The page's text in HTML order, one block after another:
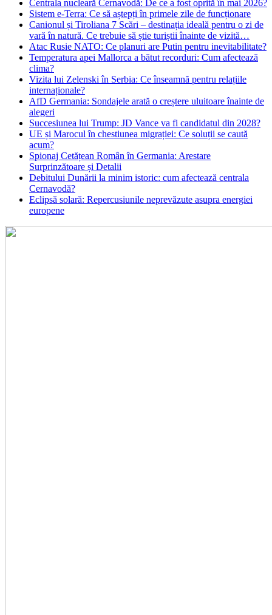
Centrala nucleară Cernavodă: De ce a fost oprită în mai 2026?
Sistem e-Terra: Ce să aștepți în primele zile de funcționare
Canionul și Tiroliana 7 Scări – destinația ideală pentru o zi de
vară în natură. Ce trebuie să știe turiștii înainte de vizită…
Atac Rusie NATO: Ce planuri are Putin pentru inevitabilitate?
Temperatura apei Mallorca a bătut recorduri: Cum afectează
clima?
Vizita lui Zelenski în Serbia: Ce înseamnă pentru relațiile
internaționale?
AfD Germania: Sondajele arată o creștere uluitoare înainte de
alegeri
Succesiunea lui Trump: JD Vance va fi candidatul din 2028?
UE și Marocul în chestiunea migrației: Ce soluții se caută
acum?
Spionaj Cetățean Român în Germania: Arestare
Surprinzătoare și Detalii
Debitului Dunării la minim istoric: cum afectează centrala
Cernavodă?
Eclipsă solară: Repercusiunile neprevăzute asupra energiei
europene